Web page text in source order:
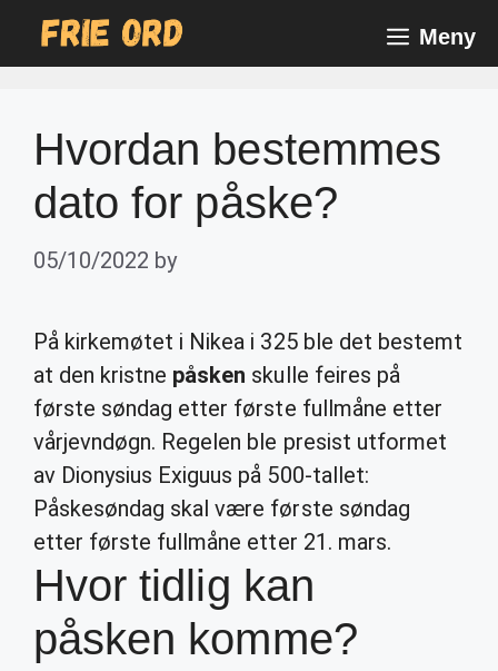
Meny
Hvordan bestemmes
dato for påske?
05/10/2022 by
På kirkemøtet i Nikea i 325 ble det bestemt
at den kristne påsken skulle feires på
første søndag etter første fullmåne etter
vårjevndøgn. Regelen ble presist utformet
av Dionysius Exiguus på 500-tallet:
Påskesøndag skal være første søndag
etter første fullmåne etter 21. mars.
Hvor tidlig kan
påsken komme?